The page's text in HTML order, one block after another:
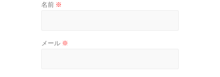
名前 ※
メール ※